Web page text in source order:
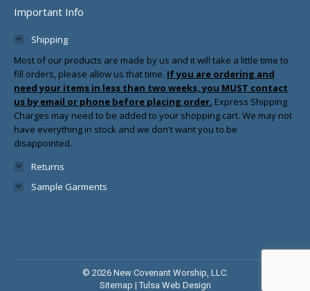
Important Info
Shipping
Most of our products are made by us and it will take a little time to
fill orders, please allow us that time. If you are ordering and
need your items in less than two weeks, you MUST contact
us by email or phone before placing order. Express Shipping
Charges may need to be added to your shopping cart. We may not
have everything in stock and we don't want you to be
disappointed.
Returns
Sample Garments
© 2026 New Covenant Worship, LLC.
Sitemap |Tulsa Web Design